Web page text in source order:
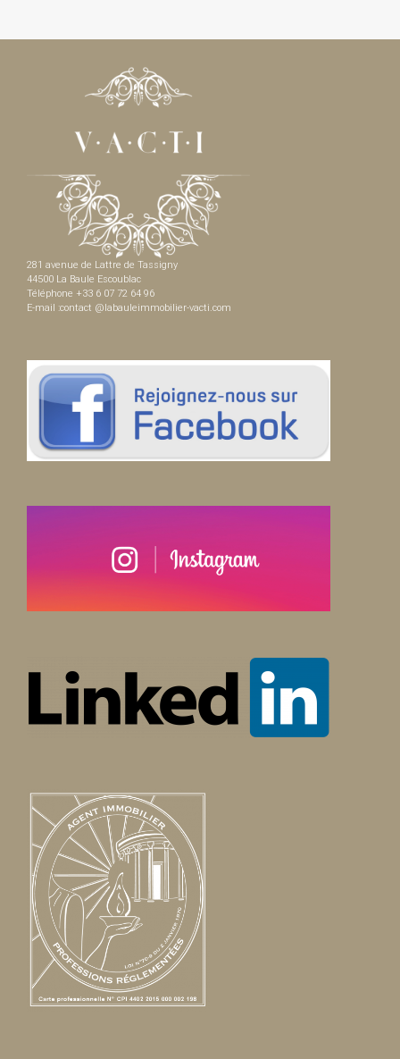
281 avenue de Lattre de Tassigny
44500 La Baule Escoublac
Téléphone +33 6 07 72 64 96
E-mail :contact @labauleimmobilier-vacti.com